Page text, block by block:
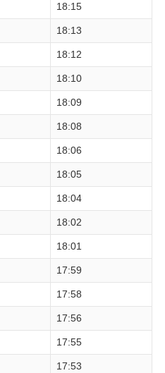
18:15
18:13
18:12
18:10
18:09
18:08
18:06
18:05
18:04
18:02
18:01
17:59
17:58
17:56
17:55
17:53